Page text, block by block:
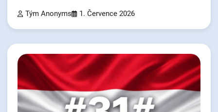
Tým Anonyms 1. Července 2026